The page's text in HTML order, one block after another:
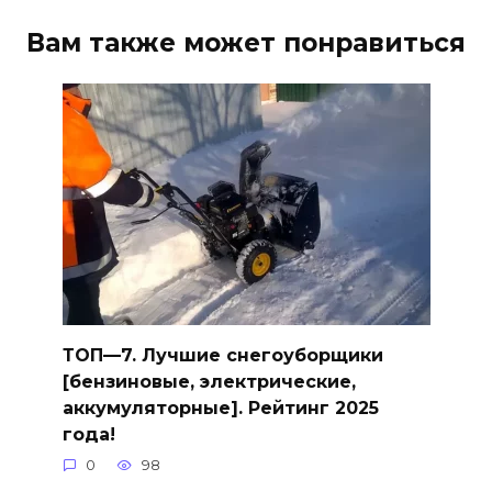
Вам также может понравиться
ТОП—7. Лучшие снегоуборщики
[бензиновые, электрические,
аккумуляторные]. Рейтинг 2025
года!
0 98